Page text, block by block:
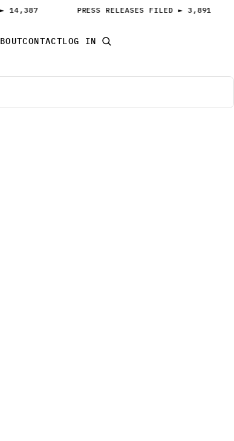
14,387 PRESS RELEASES FILED ► 3,891
CONTACTLOG IN